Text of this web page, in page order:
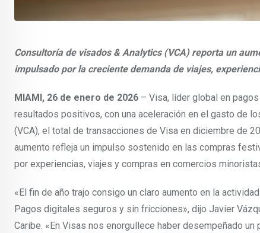
Consultoría de visados & Analytics (VCA) reporta un
impulsado por la creciente demanda de viajes,
MIAMI, 26 de enero de 2026 – Visa, líder global en
resultados positivos, con una aceleración en el gasto de
(VCA), el total de transacciones de Visa en diciembre de
aumento refleja un impulso sostenido en las compras
por experiencias, viajes y compras en comercios
«El fin de año trajo consigo un claro aumento en la
Pagos digitales seguros y sin fricciones», dijo Javier
Caribe. «En Visas nos enorgullece haber desempeñado